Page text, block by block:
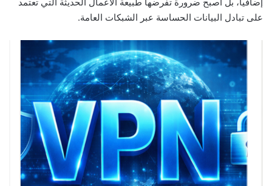
على تبادل البيانات الحساسة عبر الشبكات العامة.